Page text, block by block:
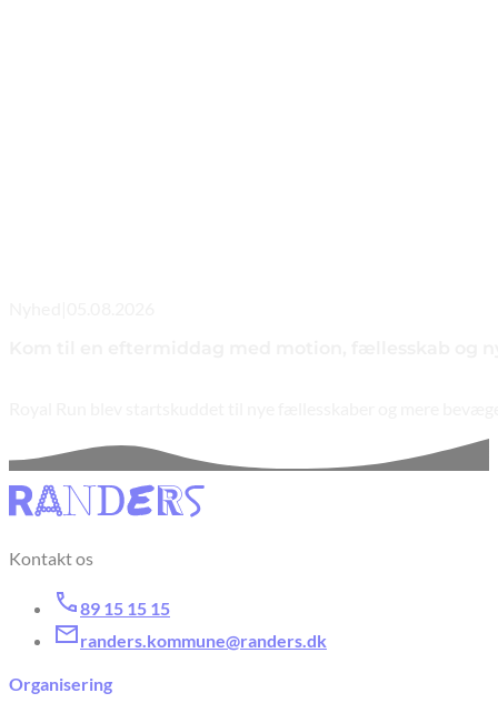
Kontakt os
89 15 15 15
randers.kommune@randers.dk
Organisering